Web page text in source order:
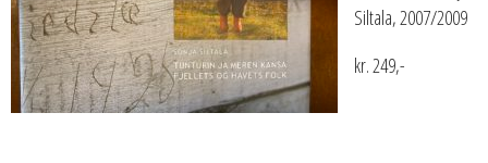
Siltala, 2007/2009
kr. 249,-